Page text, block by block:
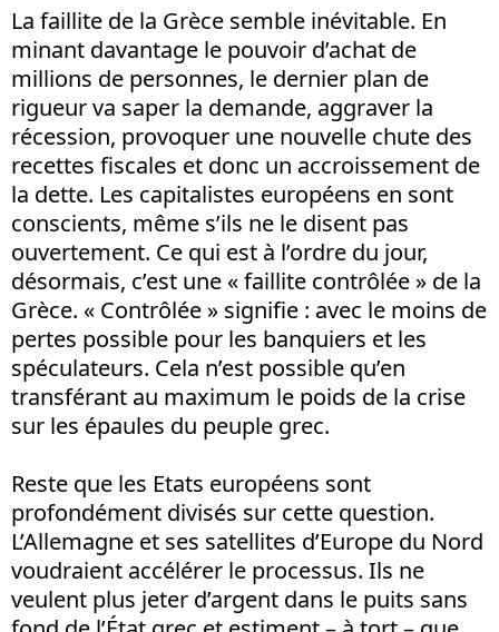
La faillite de la Grèce semble inévitable. En
minant davantage le pouvoir d’achat de
millions de personnes, le dernier plan de
rigueur va saper la demande, aggraver la
récession, provoquer une nouvelle chute des
recettes fiscales et donc un accroissement de
la dette. Les capitalistes européens en sont
conscients, même s’ils ne le disent pas
ouvertement. Ce qui est à l’ordre du jour,
désormais, c’est une « faillite contrôlée » de la
Grèce. « Contrôlée » signifie : avec le moins de
pertes possible pour les banquiers et les
spéculateurs. Cela n’est possible qu’en
transférant au maximum le poids de la crise
sur les épaules du peuple grec.
Reste que les Etats européens sont
profondément divisés sur cette question.
L’Allemagne et ses satellites d’Europe du Nord
voudraient accélérer le processus. Ils ne
veulent plus jeter d’argent dans le puits sans